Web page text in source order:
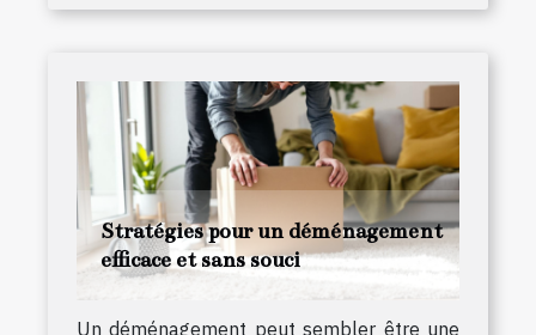
Stratégies pour un déménagement
efficace et sans souci
Un déménagement peut sembler être une